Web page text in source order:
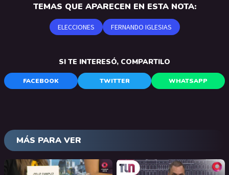
TEMAS QUE APARECEN EN ESTA NOTA:
ELECCIONES FERNANDO IGLESIAS
SI TE INTERESÓ, COMPARTILO
FACEBOOK TWITTER WHATSAPP
MÁS PARA VER